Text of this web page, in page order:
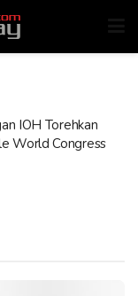
IOH Torehkan
World Congress